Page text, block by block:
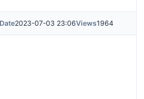
Date2023-07-03 23:06Views1964